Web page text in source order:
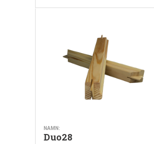
NAMN:
Duo28